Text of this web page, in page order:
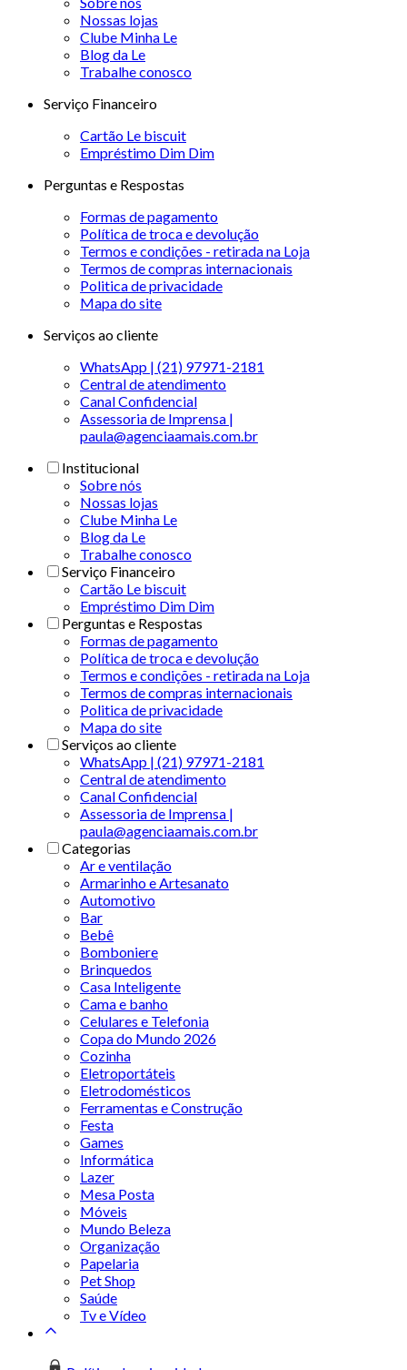
Nossas lojas
Clube Minha Le
Blog da Le
Trabalhe conosco
Serviço Financeiro
Cartão Le biscuit
Empréstimo Dim Dim
Perguntas e Respostas
Formas de pagamento
Política de troca e devolução
Termos e condições - retirada na Loja
Termos de compras internacionais
Politica de privacidade
Mapa do site
Serviços ao cliente
WhatsApp | (21) 97971-2181
Central de atendimento
Canal Confidencial
Assessoria de Imprensa |
paula@agenciaamais.com.br
Institucional
Sobre nós
Nossas lojas
Clube Minha Le
Blog da Le
Trabalhe conosco
Serviço Financeiro
Cartão Le biscuit
Empréstimo Dim Dim
Perguntas e Respostas
Formas de pagamento
Política de troca e devolução
Termos e condições - retirada na Loja
Termos de compras internacionais
Politica de privacidade
Mapa do site
Serviços ao cliente
WhatsApp | (21) 97971-2181
Central de atendimento
Canal Confidencial
Assessoria de Imprensa |
paula@agenciaamais.com.br
Categorias
Ar e ventilação
Armarinho e Artesanato
Automotivo
Bar
Bebê
Bomboniere
Brinquedos
Casa Inteligente
Cama e banho
Celulares e Telefonia
Copa do Mundo 2026
Cozinha
Eletroportáteis
Eletrodomésticos
Ferramentas e Construção
Festa
Games
Informática
Lazer
Mesa Posta
Móveis
Mundo Beleza
Organização
Papelaria
Pet Shop
Saúde
Tv e Vídeo